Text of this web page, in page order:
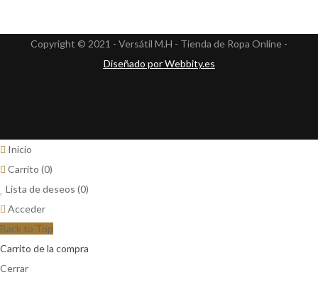
Copyright © 2021 - Versátil M.H - Tienda de Ropa Online -
Diseñado por Webbity.es
Inicio
Carrito (0)
Lista de deseos (0)
Acceder
Back to Top
Carrito de la compra
Cerrar